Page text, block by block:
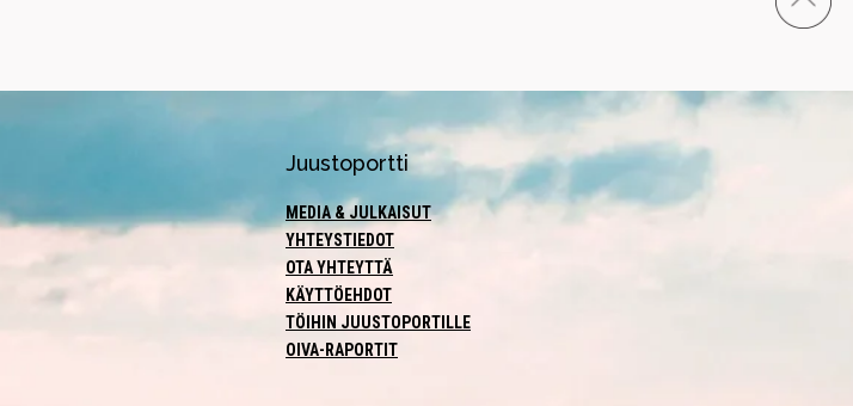
Juustoportti
MEDIA & JULKAISUT
YHTEYSTIEDOT
OTA YHTEYTTÄ
KÄYTTÖEHDOT
TÖIHIN JUUSTOPORTILLE
OIVA-RAPORTIT